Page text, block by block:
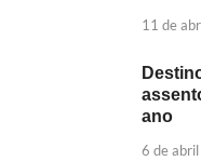
11 de
ano
6 de